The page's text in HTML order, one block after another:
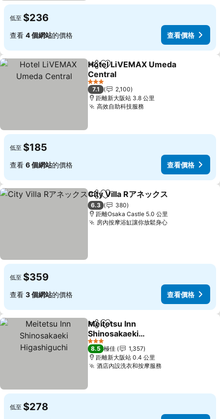
低至 $236
查看 4 個網站的價格 查看價格
分享 放到收藏夾
Hotel LiVEMAX Umeda
Central
3 星級
7.1
2,100
距離新大阪站 3.8 公里
高效自助科技服務
低至 $185
查看 6 個網站的價格 查看價格
分享 放到收藏夾
City Villa Rアネックス
6.3
380
距離Osaka Castle 5.0 公里
房內按摩浴缸讓你放鬆身心
低至 $359
查看 3 個網站的價格 查看價格
分享 放到收藏夾
Meitetsu Inn
Shinosakaeki
Higashiguchi
3 星級
8.5 極佳
1,357
距離新大阪站 0.4 公里
酒店內設洗衣和按摩服務
低至 $278